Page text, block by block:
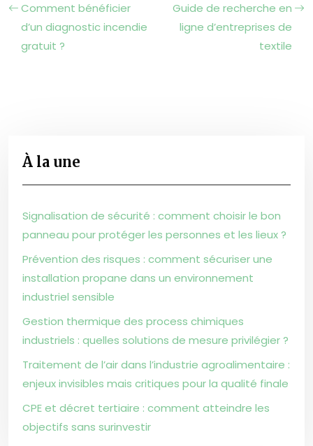
Comment bénéficier
d’un diagnostic incendie
gratuit ?
Guide de recherche en
ligne d’entreprises de
textile
À la une
Signalisation de sécurité : comment choisir le bon
panneau pour protéger les personnes et les lieux ?
Prévention des risques : comment sécuriser une
installation propane dans un environnement
industriel sensible
Gestion thermique des process chimiques
industriels : quelles solutions de mesure privilégier ?
Traitement de l’air dans l’industrie agroalimentaire :
enjeux invisibles mais critiques pour la qualité finale
CPE et décret tertiaire : comment atteindre les
objectifs sans surinvestir